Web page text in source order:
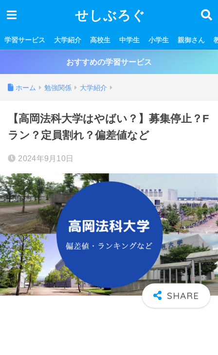
せしぶろぐ
学習サービス 大学紹介 高校生 中学生 小学生 親御さん
おすすめの学習サービス
ホーム 勉強関係 大学紹介
【高岡法科大学はやばい？】募集停止？F
ラン？定員割れ？偏差値など
2024年9月10日